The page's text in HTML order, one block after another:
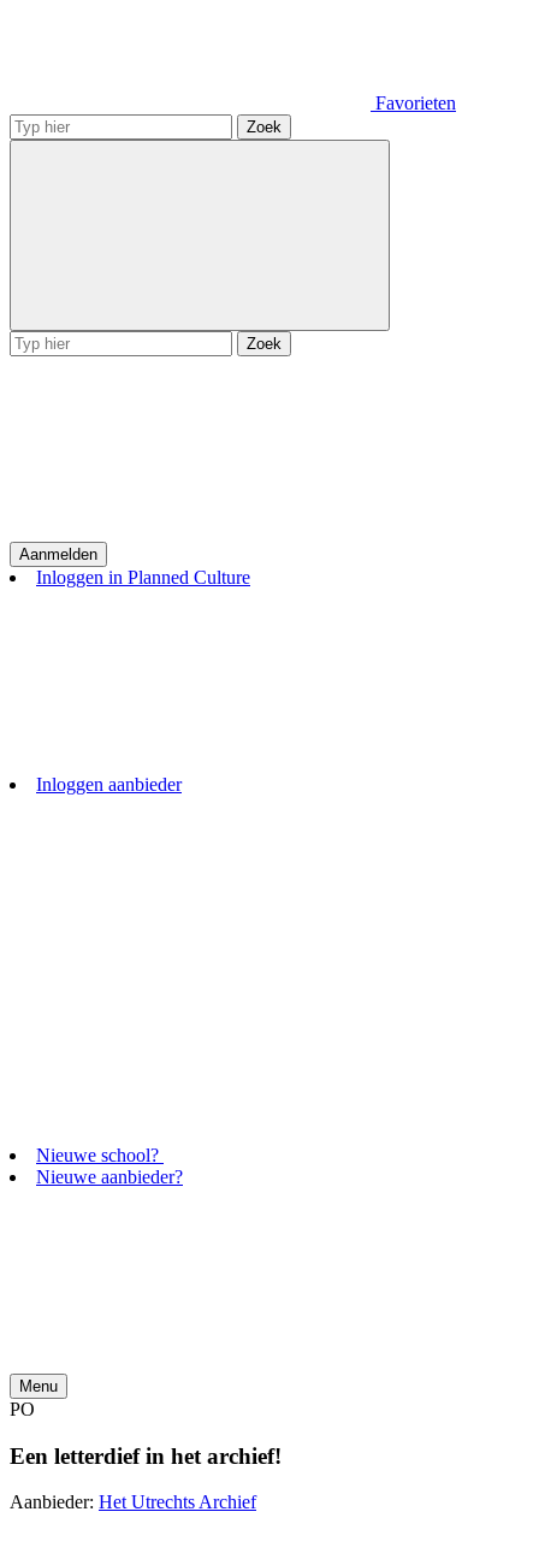
Favorieten
Zoek
Zoek
Aanmelden
Inloggen in Planned Culture
Inloggen aanbieder
Nieuwe school?
Nieuwe aanbieder?
Menu
PO
Een letterdief in het archief!
Aanbieder: Het Utrechts Archief